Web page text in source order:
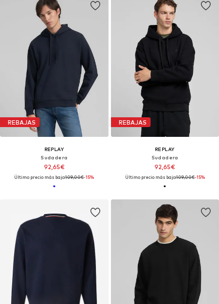
REBAJAS
REPLAY
Sudadera
92,65€
Último precio más bajo:109,00€-15%
REBAJAS
REPLAY
Sudadera
92,65€
Último precio más bajo:109,00€-15%